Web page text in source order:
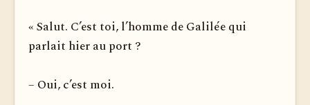
« Salut. C’est toi, l’homme de Galilée qui
parlait hier au port ?
– Oui, c’est moi.